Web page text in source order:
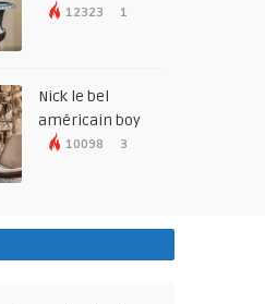
12323 1
Nick le bel
américain boy
10098 3